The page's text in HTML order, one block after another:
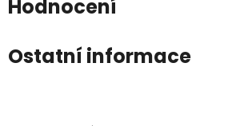
Hodnocení
Ostatní informace